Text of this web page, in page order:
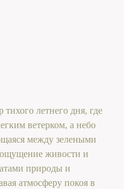
летнего дня, где
ветерком, а небо
между зелеными
живости и
природы и
атмосферу покоя в